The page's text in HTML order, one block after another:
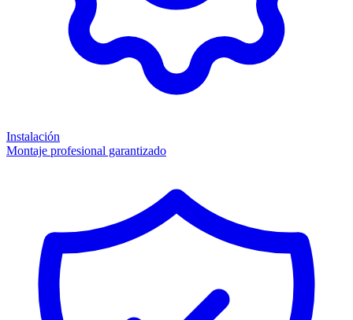
Instalación
Montaje profesional garantizado